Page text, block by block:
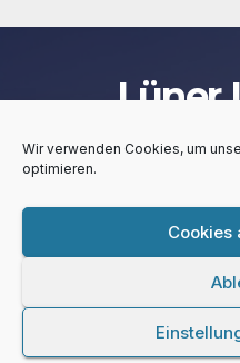
Wir verwenden Cookies, um
optimieren.
Cookies
Lüner
Stolz präsentiert von
Lüner InfoblogKontakt